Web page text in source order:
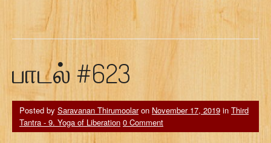
பாடல் #623
Posted by Saravanan Thirumoolaron November 17, 2019 in Third
Tantra - 9. Yoga of Liberation 0 Comment